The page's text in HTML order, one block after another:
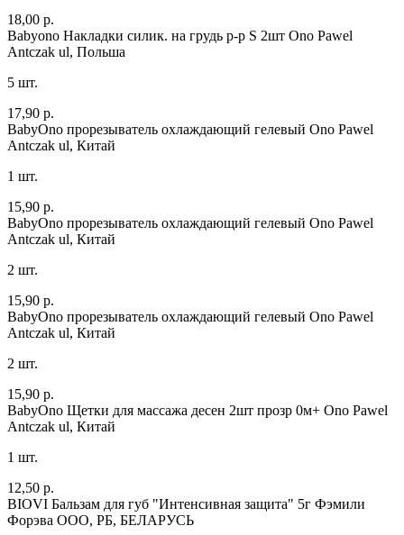
18,00 р.
Babyono Накладки силик. на грудь р-р S 2шт Ono Pawel
Antczak ul, Польша
5 шт.
17,90 р.
BabyOno прорезыватель охлаждающий гелевый Ono Pawel
Antczak ul, Китай
1 шт.
15,90 р.
BabyOno прорезыватель охлаждающий гелевый Ono Pawel
Antczak ul, Китай
2 шт.
15,90 р.
BabyOno прорезыватель охлаждающий гелевый Ono Pawel
Antczak ul, Китай
2 шт.
15,90 р.
BabyOno Щетки для массажа десен 2шт прозр 0м+ Ono Pawel
Antczak ul, Китай
1 шт.
12,50 р.
BIOVI Бальзам для губ "Интенсивная защита" 5г Фэмили
Форэва ООО, РБ, БЕЛАРУСЬ